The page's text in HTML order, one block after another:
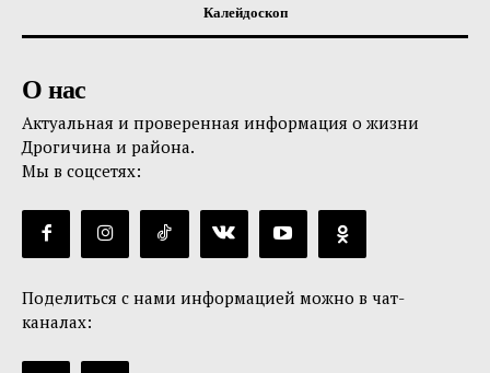
Калейдоскоп
О нас
Актуальная и проверенная информация о жизни
Дрогичина и района.
Мы в соцсетях:
Поделиться с нами информацией можно в чат-
каналах: